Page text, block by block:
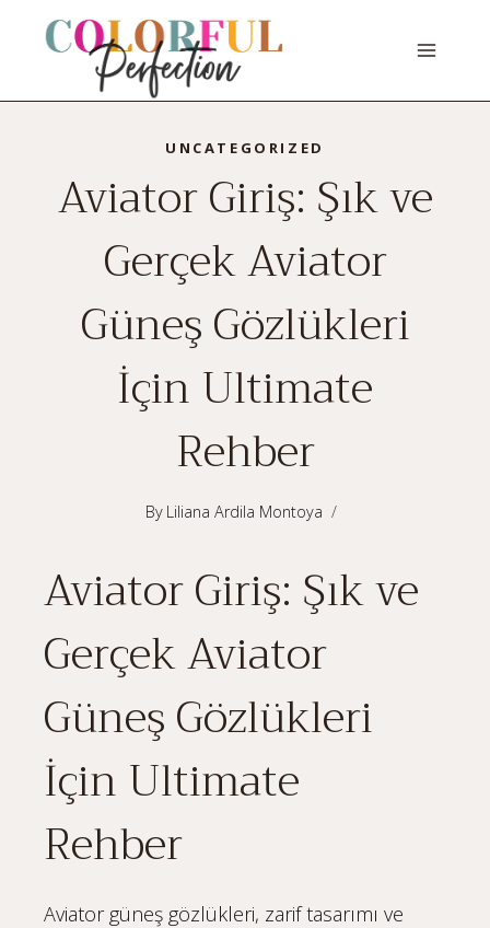
UNCATEGORIZED
Aviator Giriş: Şık ve
Gerçek Aviator
Güneş Gözlükleri
İçin Ultimate
Rehber
By Liliana Ardila Montoya
Aviator Giriş: Şık ve
Gerçek Aviator
Güneş Gözlükleri
İçin Ultimate
Rehber
Aviator güneş gözlükleri, zarif tasarımı ve